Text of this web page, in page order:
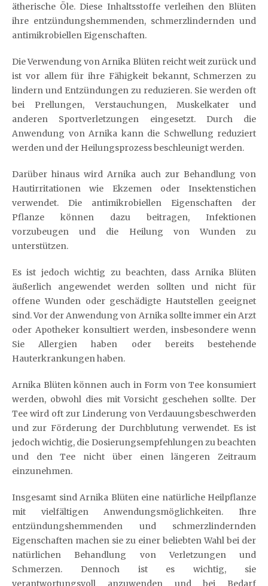
ätherische Öle. Diese Inhaltsstoffe verleihen den Blüten
ihre entzündungshemmenden, schmerzlindernden und
antimikrobiellen Eigenschaften.
Die Verwendung von Arnika Blüten reicht weit zurück und
ist vor allem für ihre Fähigkeit bekannt, Schmerzen zu
lindern und Entzündungen zu reduzieren. Sie werden oft
bei Prellungen, Verstauchungen, Muskelkater und
anderen Sportverletzungen eingesetzt. Durch die
Anwendung von Arnika kann die Schwellung reduziert
werden und der Heilungsprozess beschleunigt werden.
Darüber hinaus wird Arnika auch zur Behandlung von
Hautirritationen wie Ekzemen oder Insektenstichen
verwendet. Die antimikrobiellen Eigenschaften der
Pflanze können dazu beitragen, Infektionen
vorzubeugen und die Heilung von Wunden zu
unterstützen.
Es ist jedoch wichtig zu beachten, dass Arnika Blüten
äußerlich angewendet werden sollten und nicht für
offene Wunden oder geschädigte Hautstellen geeignet
sind. Vor der Anwendung von Arnika sollte immer ein Arzt
oder Apotheker konsultiert werden, insbesondere wenn
Sie Allergien haben oder bereits bestehende
Hauterkrankungen haben.
Arnika Blüten können auch in Form von Tee konsumiert
werden, obwohl dies mit Vorsicht geschehen sollte. Der
Tee wird oft zur Linderung von Verdauungsbeschwerden
und zur Förderung der Durchblutung verwendet. Es ist
jedoch wichtig, die Dosierungsempfehlungen zu beachten
und den Tee nicht über einen längeren Zeitraum
einzunehmen.
Insgesamt sind Arnika Blüten eine natürliche Heilpflanze
mit vielfältigen Anwendungsmöglichkeiten. Ihre
entzündungshemmenden und schmerzlindernden
Eigenschaften machen sie zu einer beliebten Wahl bei der
natürlichen Behandlung von Verletzungen und
Schmerzen. Dennoch ist es wichtig, sie
verantwortungsvoll anzuwenden und bei Bedarf